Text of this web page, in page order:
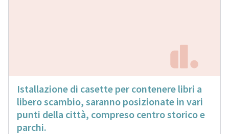
Istallazione di casette per contenere libri a
libero scambio, saranno posizionate in vari
punti della città, compreso centro storico e
parchi.